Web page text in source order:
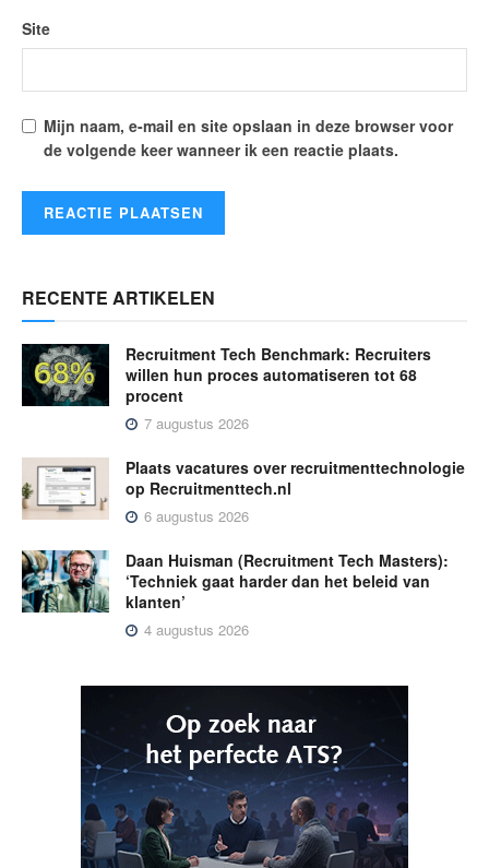
Site
Mijn naam, e-mail en site opslaan in deze browser voor
de volgende keer wanneer ik een reactie plaats.
RECENTE ARTIKELEN
Recruitment Tech Benchmark: Recruiters
willen hun proces automatiseren tot 68
procent
7 augustus 2026
Plaats vacatures over recruitmenttechnologie
op Recruitmenttech.nl
6 augustus 2026
Daan Huisman (Recruitment Tech Masters):
‘Techniek gaat harder dan het beleid van
klanten’
4 augustus 2026